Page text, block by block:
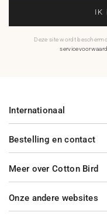
IK
Deze site wordt
Bestelling en contact
Meer over Cotton Bird
Internationaal
Onze andere websites